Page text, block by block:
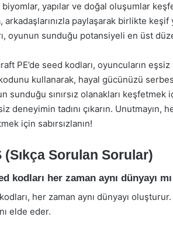
yapılar ve doğal oluşumlar
arkadaşlarınızla paylaşarak birlikte
oyunun sunduğu potansiyeli en üst
PE’de seed kodları, oyuncuların
kullanarak, hayal gücünüzü
sunduğu sınırsız olanakları
deneyimin tadını çıkarın.
için sabırsızlanın!
(Sıkça Sorulan Sorular)
kodları her zaman aynı dünyayı
her zaman aynı dünyayı
elde eder.